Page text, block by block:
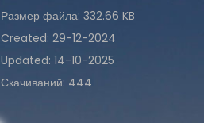
Размер файла: 332.66 KB
Created: 29-12-2024
Updated: 14-10-2025
Скачиваний: 444